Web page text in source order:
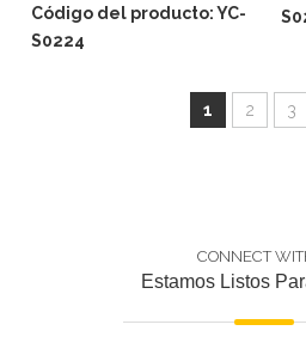
Código del producto:YC-
S0224
1 2 3
CONNECT
Estamos Listos